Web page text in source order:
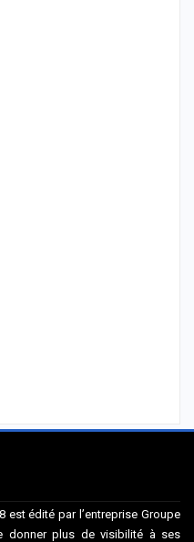
est édité par l’entreprise Groupe
donner plus de visibilité à ses